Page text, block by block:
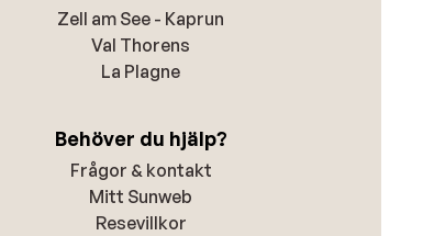
Zell am See - Kaprun
Val Thorens
La Plagne
Behöver du hjälp?
Frågor & kontakt
Mitt Sunweb
Resevillkor